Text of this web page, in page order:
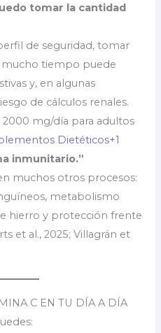
tomar la cantidad
de seguridad, tomar
mucho tiempo puede
y, en algunas
de cálculos renales.
2000 mg/día para adultos
Dietéticos+1
inmunitario.”
muchos otros procesos:
metabolismo
hierro y protección frente
et al., 2025; Villagrán et
C EN TU DÍA A DÍA